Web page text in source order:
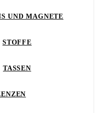
UND MAGNETE
STOFFE
TASSEN